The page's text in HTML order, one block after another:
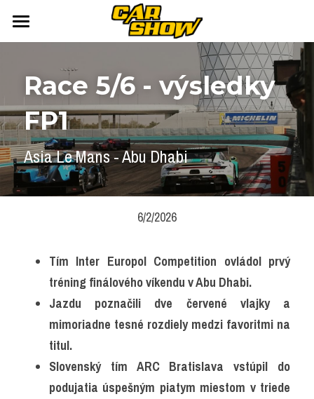
DOMOV
AUTONEWS
AUKCIE
ARCHÍV
NEWSLETTER
ŠPORT
ČLÁNKY
KALENDÁR
Registrace účtu
Race 5/6 - výsledky
FP1
Asia Le Mans - Abu Dhabi
6/2/2026
Tím Inter Europol Competition ovládol prvý
tréning finálového víkendu v Abu Dhabi.
Jazdu poznačili dve červené vlajky a
mimoriadne tesné rozdiely medzi favoritmi na
titul.
Slovenský tím ARC Bratislava vstúpil do
podujatia úspešným piatym miestom v triede